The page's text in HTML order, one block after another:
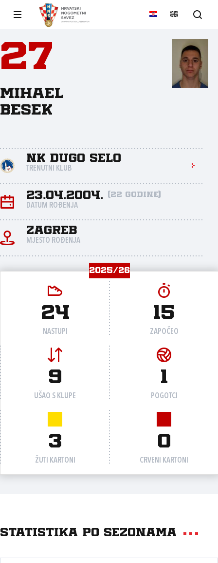
27
Mihael
Besek
NK Dugo Selo
TRENUTNI KLUB
23.04.2004. (22 godine)
DATUM ROĐENJA
Zagreb
MJESTO ROĐENJA
2025/26
24
NASTUPI
15
ZAPOČEO
9
UŠAO S KLUPE
1
POGOTCI
3
ŽUTI KARTONI
0
CRVENI KARTONI
Statistika po sezonama